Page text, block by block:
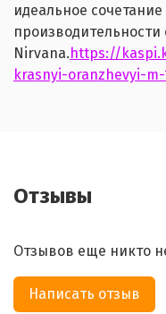
идеальное
производительности
Nirvana.https://
krasnyi-oranzhevyi-m-
Отзывы
Отзывов еще никто
Написать отзыв